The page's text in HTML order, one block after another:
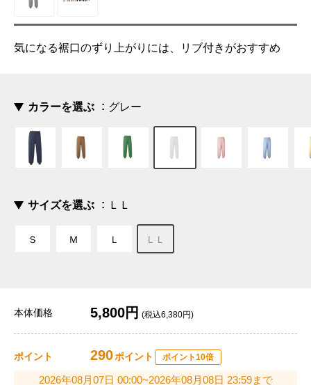
気になる裾口のずり上がりには、リブ付きがおすすめ
カラーを選ぶ グレー
サイズを選ぶ ＬＬ
Ｓ Ｍ Ｌ ＬＬ
本体価格 5,800円 (税込6,380円)
ポイント 290ポイント ポイント10倍
2026年08月07日 00:00~2026年08月08日 23:59まで